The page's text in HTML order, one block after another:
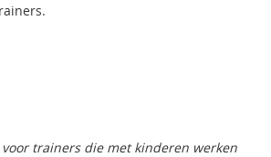
voor trainers die met kinderen werken